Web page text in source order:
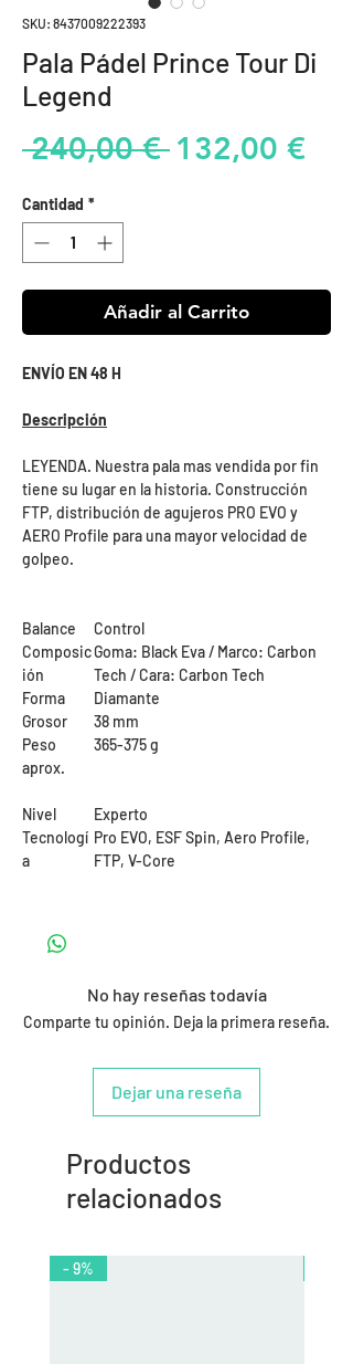
SKU: 8437009222393
Pala Pádel Prince Tour Di
Legend
240,00 € Precio
132,00 €
Cantidad *
Añadir al Carrito
ENVÍO EN 48 H
Descripción
LEYENDA. Nuestra pala mas vendida por fin
tiene su lugar en la historia. Construcción
FTP, distribución de agujeros PRO EVO y
AERO Profile para una mayor velocidad de
golpeo.
Balance
Control
Composic
ión
Goma: Black Eva / Marco: Carbon
Tech / Cara: Carbon Tech
Forma
Diamante
Grosor
38 mm
Peso
aprox.
365-375 g
Nivel
Experto
Tecnologí
a
Pro EVO, ESF Spin, Aero Profile,
FTP, V-Core
No hay reseñas todavía
Comparte tu opinión. Deja la primera reseña.
Dejar una reseña
Productos
relacionados
- 9%